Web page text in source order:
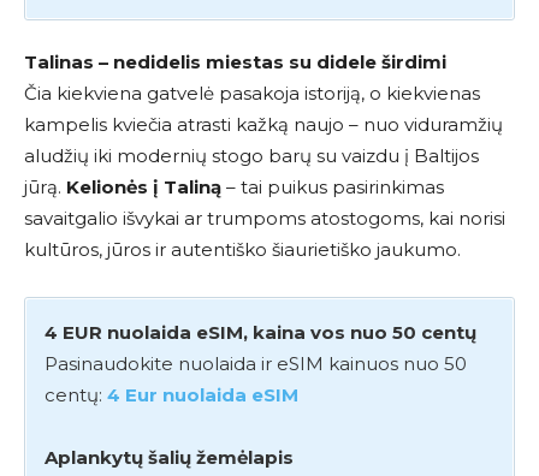
Talinas – nedidelis miestas su didele širdimi
Čia kiekviena gatvelė pasakoja istoriją, o kiekvienas
kampelis kviečia atrasti kažką naujo – nuo viduramžių
aludžių iki modernių stogo barų su vaizdu į Baltijos
jūrą. Kelionės į Taliną – tai puikus pasirinkimas
savaitgalio išvykai ar trumpoms atostogoms, kai norisi
kultūros, jūros ir autentiško šiaurietiško jaukumo.
4 EUR nuolaida eSIM, kaina vos nuo 50 centų
Pasinaudokite nuolaida ir eSIM kainuos nuo 50
centų: 4 Eur nuolaida eSIM
Aplankytų šalių žemėlapis